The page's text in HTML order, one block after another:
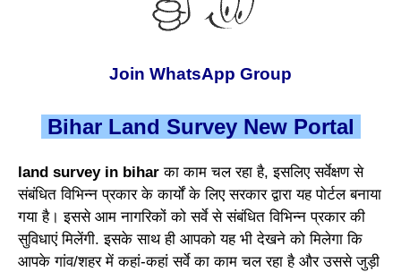
Join WhatsApp Group
Bihar Land Survey New Portal
land survey in bihar का काम चल रहा है, इसलिए सर्वेक्षण से
संबंधित विभिन्न प्रकार के कार्यों के लिए सरकार द्वारा यह पोर्टल बनाया
गया है। इससे आम नागरिकों को सर्वे से संबंधित विभिन्न प्रकार की
सुविधाएं मिलेंगी. इसके साथ ही आपको यह भी देखने को मिलेगा कि
आपके गांव/शहर में कहां-कहां सर्वे का काम चल रहा है और उससे जुड़ी